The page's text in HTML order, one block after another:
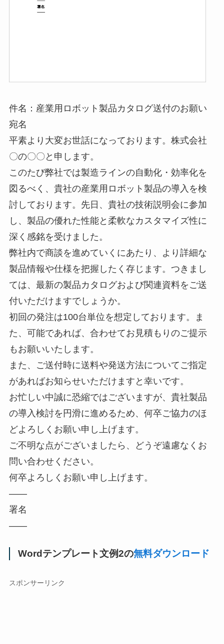
件名：産業用ロボット製品カタログ送付のお願い
宛名
平素より大変お世話になっております。株式会社
〇の〇〇と申します。
このたび弊社では製造ラインの自動化・効率化を
図るべく、貴社の産業用ロボット製品の導入を検
討しております。先日、貴社の技術説明会に参加
し、製品の優れた性能と柔軟なカスタマイズ性に
深く感銘を受けました。
弊社内で商談を進めていくにあたり、より詳細な
製品情報や仕様を把握したく存じます。つきまし
ては、最新の製品カタログおよび関連資料をご送
付いただけますでしょうか。
初回の発注は100台単位を想定しております。ま
た、可能であれば、合わせてお見積もりのご提示
もお願いいたします。
また、ご送付時に送料や発送方法についてご指定
があればお知らせいただけますと幸いです。
お忙しい中誠に恐縮ではございますが、貴社製品
の導入検討を円滑に進めるため、何卒ご協力のほ
どよろしくお願い申し上げます。
ご不明な点がございましたら、どうぞ遠慮なくお
問い合わせください。
何卒よろしくお願い申し上げます。
――
署名
――
Wordテンプレート文例2の無料ダウンロード
スポンサーリンク